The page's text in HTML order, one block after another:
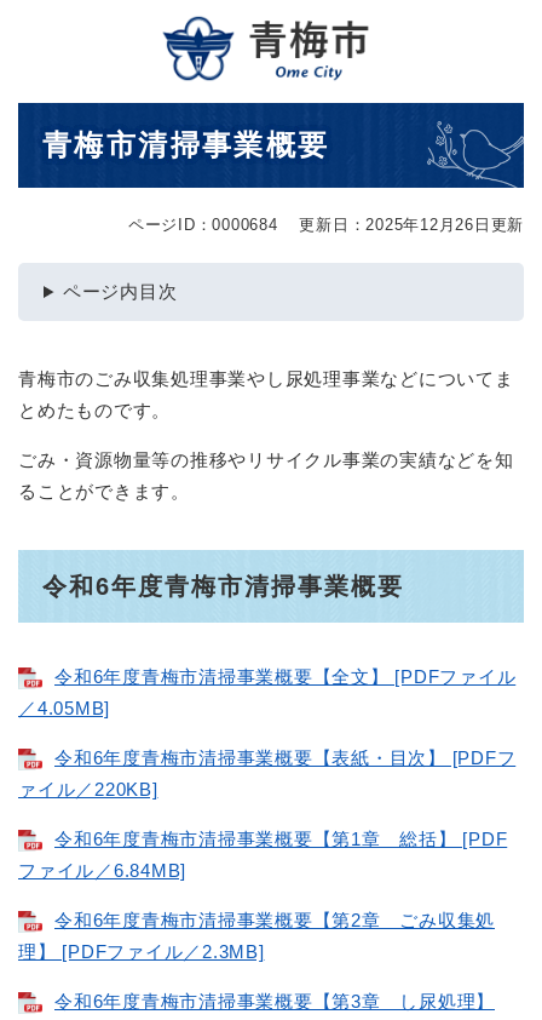
メニューを飛ばして本文へ
青梅市清掃事業概要
ページID：0000684 更新日：2025年12月26日更新
ページ内目次
青梅市のごみ収集処理事業やし尿処理事業などについてま
とめたものです。
ごみ・資源物量等の推移やリサイクル事業の実績などを知
ることができます。
令和6年度青梅市清掃事業概要
令和6年度青梅市清掃事業概要【全文】 [PDFファイル
／4.05MB]
令和6年度青梅市清掃事業概要【表紙・目次】 [PDFフ
ァイル／220KB]
令和6年度青梅市清掃事業概要【第1章 総括】 [PDF
ファイル／6.84MB]
令和6年度青梅市清掃事業概要【第2章 ごみ収集処
理】 [PDFファイル／2.3MB]
令和6年度青梅市清掃事業概要【第3章 し尿処理】